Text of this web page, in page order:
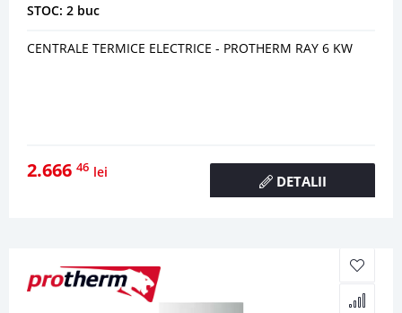
STOC: 2 buc
CENTRALE TERMICE ELECTRICE - PROTHERM RAY 6 KW
2.666 46 lei
DETALII